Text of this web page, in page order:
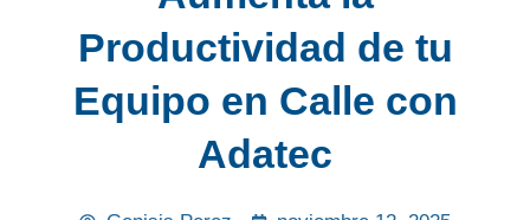
Productividad de tu
Equipo en Calle con
Adatec